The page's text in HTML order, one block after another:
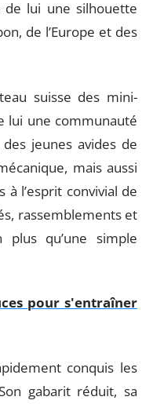
lui une silhouette
de l’Europe et des
suisse des mini-
lui une communauté
jeunes avides de
mais aussi
l’esprit convivial de
rassemblements et
qu’une simple
pour s'entraîner
conquis les
gabarit réduit, sa